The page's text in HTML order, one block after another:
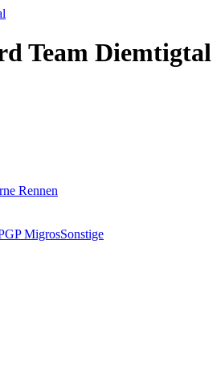
Team Diemtigtal
Rennen
GP MigrosSonstige